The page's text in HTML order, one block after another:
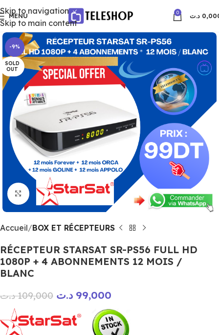
Skip to navigation
Skip to main content
MENU 0 د.ت
-9%
SOLD
OUT
Click to enlarge
Accueil BOX ET RÉCEPTEURS
RÉCEPTEUR STARSAT SR-PS56 FULL HD
1080P + 4 ABONNEMENTS 12 MOIS /
BLANC
109,000 د.ت 99,000 د.ت